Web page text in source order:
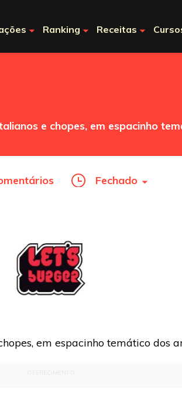
Ranking Receitas
e chopes, em espacinho
Fechado
em espacinho temático dos